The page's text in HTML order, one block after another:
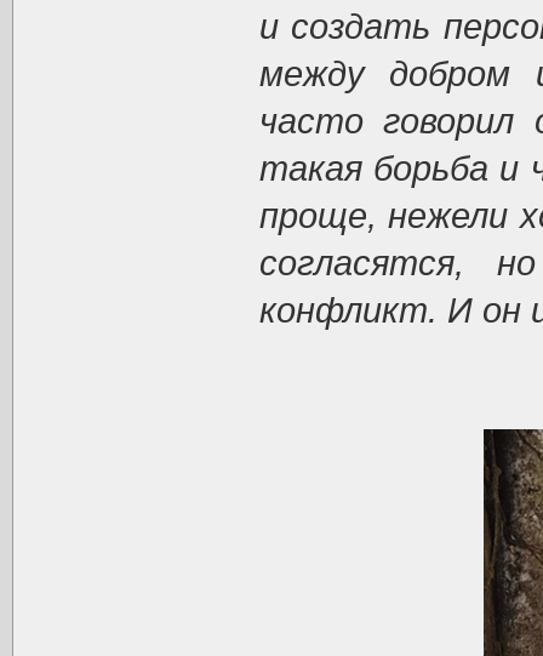
и создать
между добром
часто
такая борьба и
проще, нежели
согласятся,
конфликт. И он